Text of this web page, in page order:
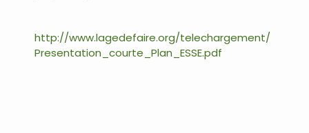
http://www.lagedefaire.org/telechargement/
Presentation_courte_Plan_ESSE.pdf